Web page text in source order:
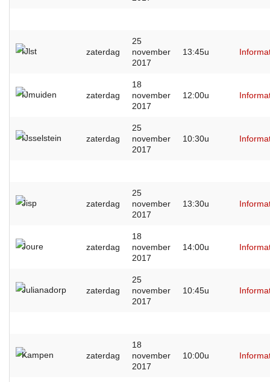
IJlst zaterdag
25
november
2017
13:45u
IJmuiden zaterdag
18
november
2017
12:00u
IJsselstein zaterdag
25
november
2017
10:30u
Jisp zaterdag
25
november
2017
13:30u
Joure zaterdag
18
november
2017
14:00u
Julianadorp zaterdag
25
november
2017
10:45u
Kampen zaterdag
18
november
2017
10:00u